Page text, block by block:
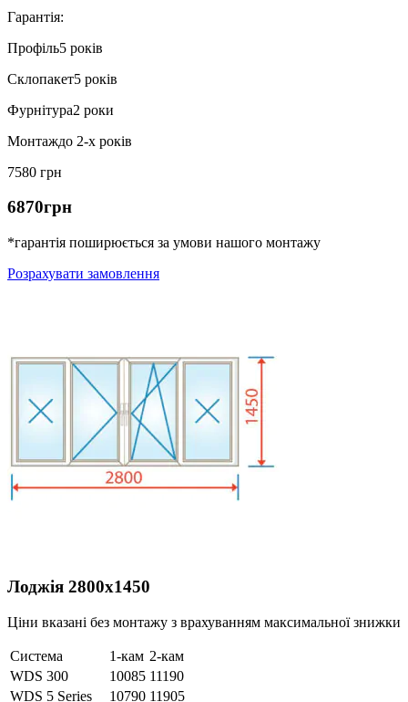
Гарантія:
Профіль5 років
Склопакет5 років
Фурнітура2 роки
Монтаждо 2-х років
7580 грн
6870грн
*гарантія поширюється за умови нашого монтажу
Розрахувати замовлення
Лоджія 2800х1450
Ціни вказані без монтажу з врахуванням максимальної знижки
Система 1-кам 2-кам
WDS 300
10085 11190
WDS 5 Series
10790 11905